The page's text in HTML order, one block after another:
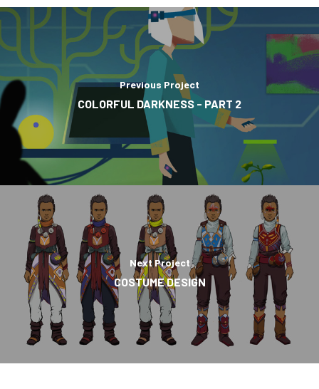
Previous Project
COLORFUL DARKNESS - PART 2
Next Project
COSTUME DESIGN